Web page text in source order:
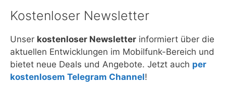
Kostenloser Newsletter
Unser kostenloser Newsletter informiert über die
aktuellen Entwicklungen im Mobilfunk-Bereich und
bietet neue Deals und Angebote. Jetzt auch per
kostenlosem Telegram Channel!